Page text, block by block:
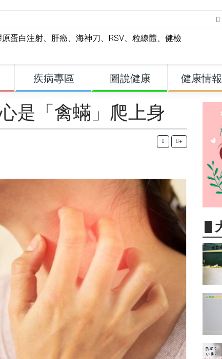
原蛋白注射、 肝癌、 海神刀 、 RSV、 粒線體、 健檢
疾病專區 圖說健康 健康情
是「禽蟎」爬上身
+
▋